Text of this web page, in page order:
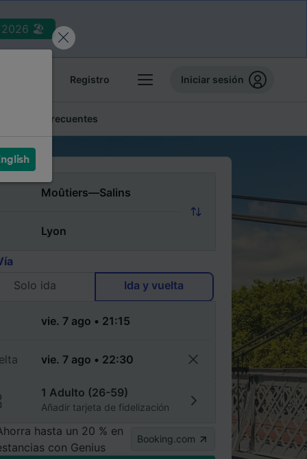
2026 🏖️
Registro Iniciar sesión
frecuentes
Solo ida
Ida y vuelta
1 Adulto (26-59)
Añadir tarjeta de fidelización
hasta un 20 % en
con Genius
Booking.com